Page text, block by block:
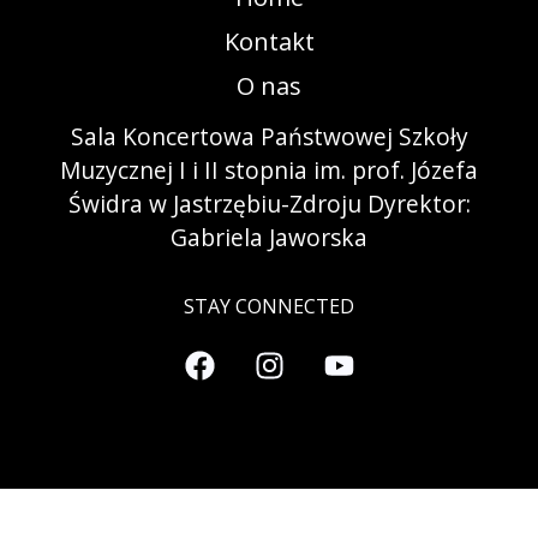
Kontakt
O nas
Sala Koncertowa Państwowej Szkoły
Muzycznej I i II stopnia im. prof. Józefa
Świdra w Jastrzębiu-Zdroju Dyrektor:
Gabriela Jaworska
STAY CONNECTED